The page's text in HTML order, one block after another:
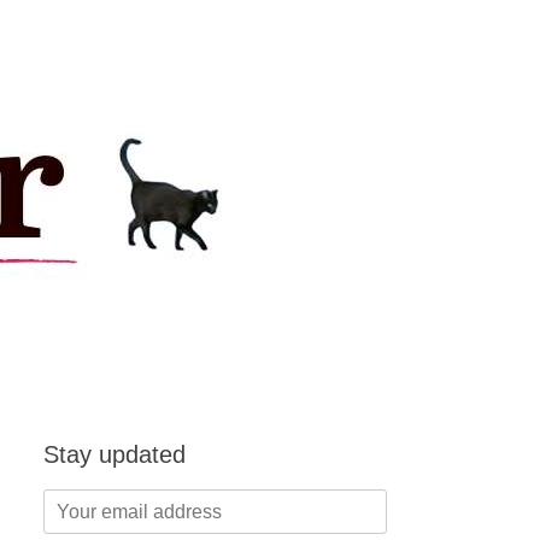
Stay updated
Your
email